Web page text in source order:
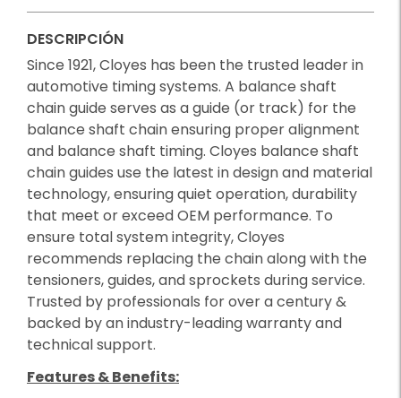
DESCRIPCIÓN
Since 1921, Cloyes has been the trusted leader in
automotive timing systems. A balance shaft
chain guide serves as a guide (or track) for the
balance shaft chain ensuring proper alignment
and balance shaft timing. Cloyes balance shaft
chain guides use the latest in design and material
technology, ensuring quiet operation, durability
that meet or exceed OEM performance. To
ensure total system integrity, Cloyes
recommends replacing the chain along with the
tensioners, guides, and sprockets during service.
Trusted by professionals for over a century &
backed by an industry-leading warranty and
technical support.
Features & Benefits: